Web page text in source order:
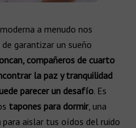
a menudo nos
garantizar un sueño
compañeros de cuarto
la paz y tranquilidad
parecer un desafío. Es
tapones para dormir, una
para aislar tus oídos del ruido